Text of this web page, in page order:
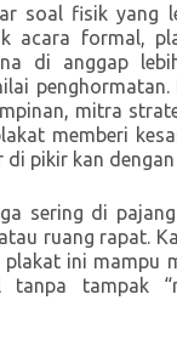
soal fisik yang
acara formal,
di anggap
mitra
memberi
di pikir kan
sering di
ruang rapat.
plakat ini mampu
tanpa tampak